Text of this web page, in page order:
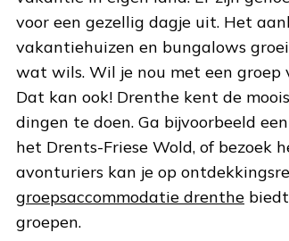
voor een gezellig dagje uit. Het
vakantiehuizen en bungalows
wat wils. Wil je nou met een
Dat kan ook! Drenthe kent de
dingen te doen. Ga bijvoorbeeld
het Drents-Friese Wold, of bezoek
avonturiers kan je op
groepsaccommodatie drenthe
groepen.